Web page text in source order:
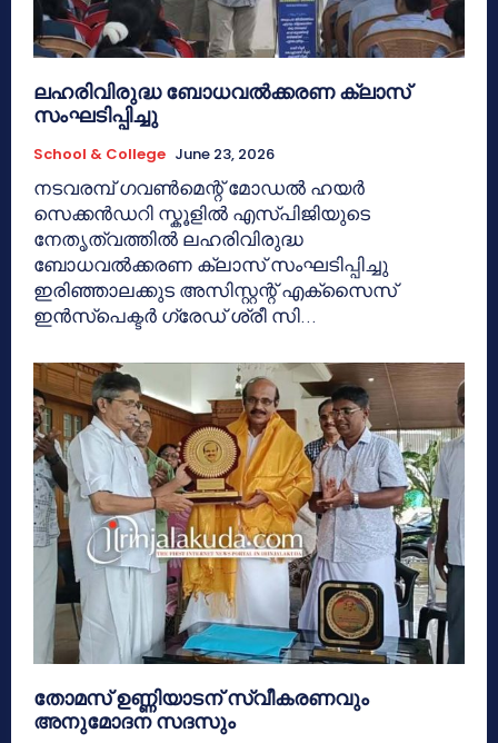
ലഹരിവിരുദ്ധ ബോധവൽക്കരണ ക്ലാസ്
സംഘടിപ്പിച്ചു
School & College June 23, 2026
നടവരമ്പ് ഗവൺമെന്റ് മോഡൽ ഹയർ
സെക്കൻഡറി സ്കൂളിൽ എസ്പിജിയുടെ
നേതൃത്വത്തിൽ ലഹരിവിരുദ്ധ
ബോധവൽക്കരണ ക്ലാസ് സംഘടിപ്പിച്ചു
ഇരിഞ്ഞാലക്കുട അസിസ്റ്റന്റ് എക്സൈസ്
ഇൻസ്പെക്ടർ ഗ്രേഡ് ശ്രീ സി...
തോമസ് ഉണ്ണിയാടന് സ്വീകരണവും
അനുമോദന സദസും